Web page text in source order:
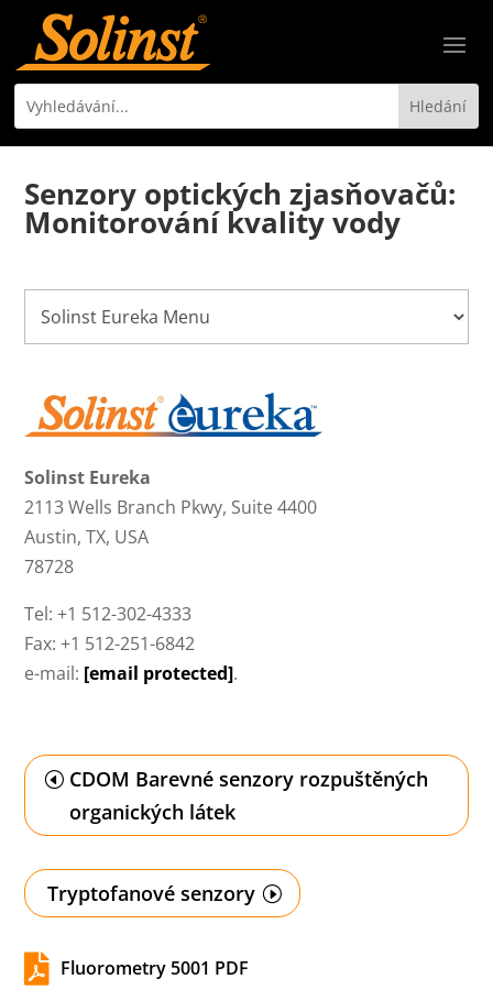
Senzory optických zjasňovačů:
Monitorování kvality vody
Solinst Eureka
2113 Wells Branch Pkwy, Suite 4400
Austin, TX, USA
78728
Tel: +1 512-302-4333
Fax: +1 512-251-6842
e-mail: [email protected].
CDOM Barevné senzory rozpuštěných
organických látek
Tryptofanové senzory
 Fluorometry 5001 PDF